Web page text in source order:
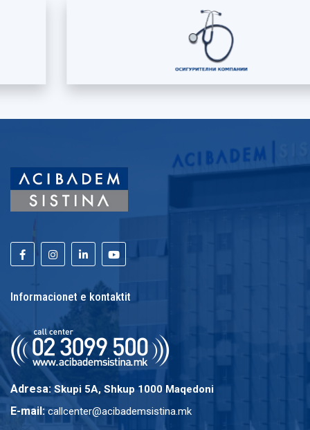
Informacionet e kontaktit
Adresa: Skupi 5A, Shkup 1000 Maqedoni
E-mail: callcenter@acibademsistina.mk